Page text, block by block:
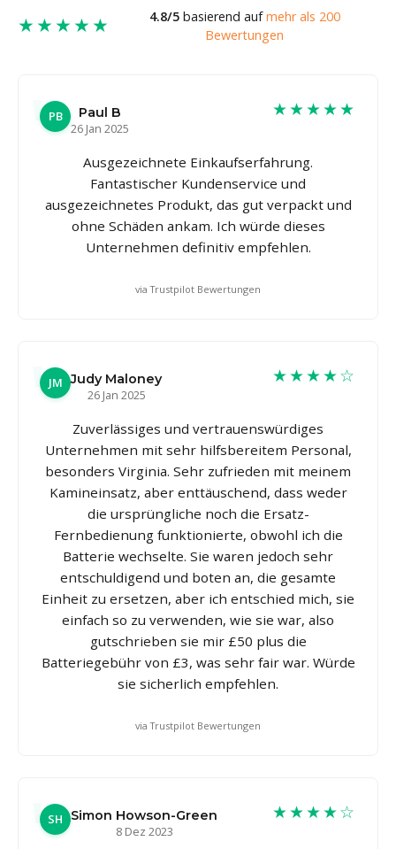
★★★★★ 4.8/5basierend aufmehr als 200
Bewertungen
PB
Paul B
26 Jan 2025
★★★★★
Ausgezeichnete Einkaufserfahrung.
Fantastischer Kundenservice und
ausgezeichnetes Produkt, das gut verpackt und
ohne Schäden ankam. Ich würde dieses
Unternehmen definitiv empfehlen.
via Trustpilot Bewertungen
JM Judy Maloney
26 Jan 2025
★★★★☆
Zuverlässiges und vertrauenswürdiges
Unternehmen mit sehr hilfsbereitem Personal,
besonders Virginia. Sehr zufrieden mit meinem
Kamineinsatz, aber enttäuschend, dass weder
die ursprüngliche noch die Ersatz-
Fernbedienung funktionierte, obwohl ich die
Batterie wechselte. Sie waren jedoch sehr
entschuldigend und boten an, die gesamte
Einheit zu ersetzen, aber ich entschied mich, sie
einfach so zu verwenden, wie sie war, also
gutschrieben sie mir £50 plus die
Batteriegebühr von £3, was sehr fair war. Würde
sie sicherlich empfehlen.
via Trustpilot Bewertungen
SH Simon Howson-Green
8 Dez 2023
★★★★☆